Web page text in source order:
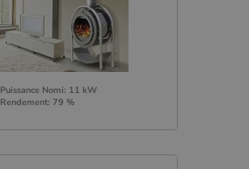
Puissance Nomi: 11 kW
Rendement: 79 %